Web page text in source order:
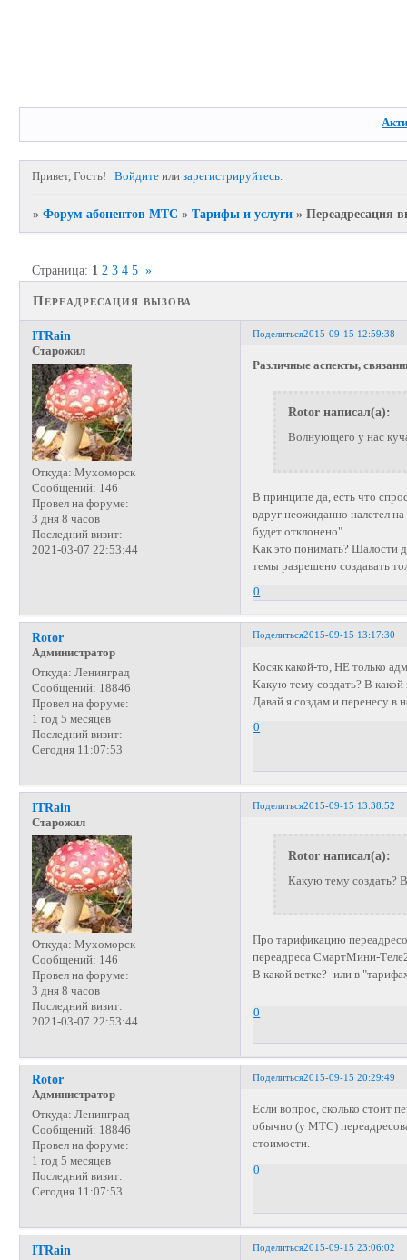
Привет, Гость! Войдите илизарегистрируйтесь.
»Форум абонентов МТС »Тарифы и услуги »Переадресация
Переадресация вызова
Страница: 1 2 3 4 5 »
Поделиться2015-09-15 12:59:38
ITRain
Старожил
Откуда: Мухоморск
Сообщений: 146
Провел на форуме:
3 дня 8 часов
Последний визит:
2021-03-07 22:53:44
Различные аспекты,
Rotor написал(а):
Волнующего у нас
В принципе да, есть что
вдруг неожиданно налетел
будет отклонено".
Как это понимать? Шалости
темы разрешено создавать
0
Поделиться2015-09-15 13:17:30
Rotor
Администратор
Откуда: Ленинград
Сообщений: 18846
Провел на форуме:
1 год 5 месяцев
Последний визит:
Сегодня 11:07:53
Косяк какой-то, НЕ только
Какую тему создать? В какой
Давай я создам и перенесу в
0
Поделиться2015-09-15 13:38:52
ITRain
Старожил
Откуда: Мухоморск
Сообщений: 146
Провел на форуме:
3 дня 8 часов
Последний визит:
2021-03-07 22:53:44
Rotor написал(а):
Какую тему создать?
Про тарификацию
переадреса СмартМини-
В какой ветке?- или в
0
Поделиться2015-09-15 20:29:49
Rotor
Администратор
Откуда: Ленинград
Сообщений: 18846
Провел на форуме:
1 год 5 месяцев
Последний визит:
Сегодня 11:07:53
Если вопрос, сколько стоит
обычно (у МТС)
стоимости.
0
Поделиться2015-09-15 23:06:02
ITRain